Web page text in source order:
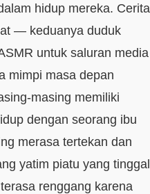
hidup mereka. Cerita
— keduanya duduk
untuk saluran media
mimpi masa depan
memiliki
dengan seorang ibu
merasa tertekan dan
yatim piatu yang tinggal
renggang karena